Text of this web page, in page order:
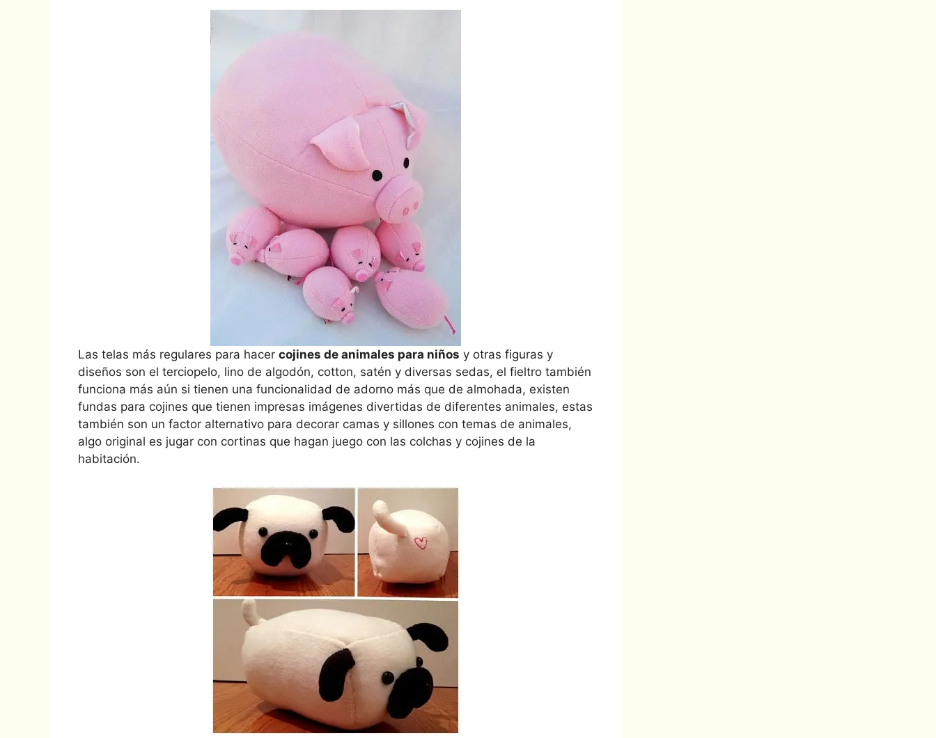
Las telas más regulares para hacer cojines de animales para niños y otras figuras y
diseños son el terciopelo, lino de algodón, cotton, satén y diversas sedas, el fieltro también
funciona más aún si tienen una funcionalidad de adorno más que de almohada, existen
fundas para cojines que tienen impresas imágenes divertidas de diferentes animales, estas
también son un factor alternativo para decorar camas y sillones con temas de animales,
algo original es jugar con cortinas que hagan juego con las colchas y cojines de la
habitación.